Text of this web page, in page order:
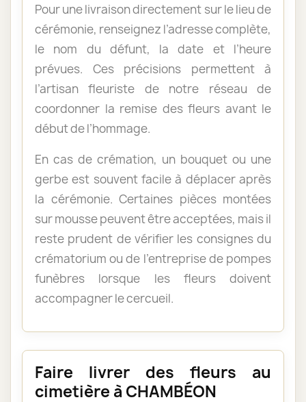
Pour une livraison directement sur le lieu de
cérémonie, renseignez l’adresse complète,
le nom du défunt, la date et l’heure
prévues. Ces précisions permettent à
l’artisan fleuriste de notre réseau de
coordonner la remise des fleurs avant le
début de l’hommage.
En cas de crémation, un bouquet ou une
gerbe est souvent facile à déplacer après
la cérémonie. Certaines pièces montées
sur mousse peuvent être acceptées, mais il
reste prudent de vérifier les consignes du
crématorium ou de l’entreprise de pompes
funèbres lorsque les fleurs doivent
accompagner le cercueil.
Faire livrer des fleurs au
cimetière à CHAMBÉON